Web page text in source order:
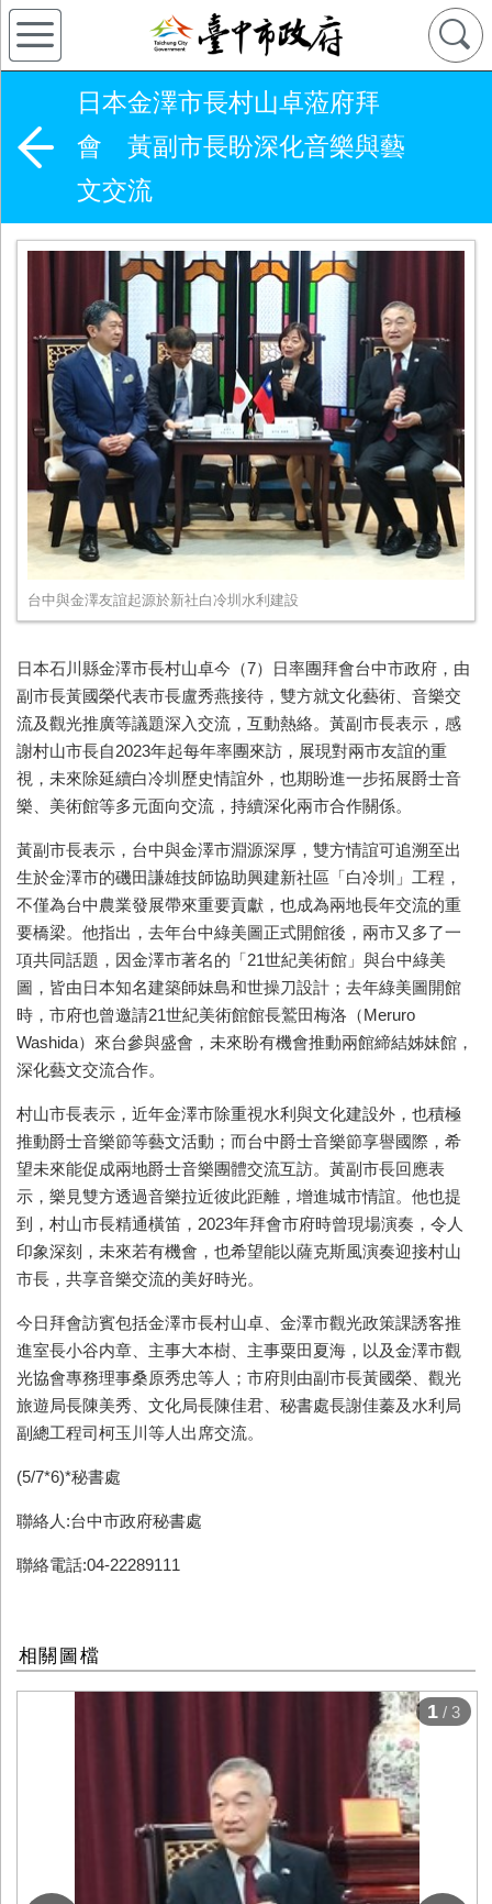
日本金澤市長村山卓蒞府拜
會 黃副市長盼深化音樂與藝
文交流
台中與金澤友誼起源於新社白冷圳水利建設
日本石川縣金澤市長村山卓今（7）日率團拜會台中市政府，由
副市長黃國榮代表市長盧秀燕接待，雙方就文化藝術、音樂交
流及觀光推廣等議題深入交流，互動熱絡。黃副市長表示，感
謝村山市長自2023年起每年率團來訪，展現對兩市友誼的重
視，未來除延續白冷圳歷史情誼外，也期盼進一步拓展爵士音
樂、美術館等多元面向交流，持續深化兩市合作關係。
黃副市長表示，台中與金澤市淵源深厚，雙方情誼可追溯至出
生於金澤市的磯田謙雄技師協助興建新社區「白冷圳」工程，
不僅為台中農業發展帶來重要貢獻，也成為兩地長年交流的重
要橋梁。他指出，去年台中綠美圖正式開館後，兩市又多了一
項共同話題，因金澤市著名的「21世紀美術館」與台中綠美
圖，皆由日本知名建築師妹島和世操刀設計；去年綠美圖開館
時，市府也曾邀請21世紀美術館館長鷲田梅洛（Meruro
Washida）來台參與盛會，未來盼有機會推動兩館締結姊妹館，
深化藝文交流合作。
村山市長表示，近年金澤市除重視水利與文化建設外，也積極
推動爵士音樂節等藝文活動；而台中爵士音樂節享譽國際，希
望未來能促成兩地爵士音樂團體交流互訪。黃副市長回應表
示，樂見雙方透過音樂拉近彼此距離，增進城市情誼。他也提
到，村山市長精通橫笛，2023年拜會市府時曾現場演奏，令人
印象深刻，未來若有機會，也希望能以薩克斯風演奏迎接村山
市長，共享音樂交流的美好時光。
今日拜會訪賓包括金澤市長村山卓、金澤市觀光政策課誘客推
進室長小谷内章、主事大本樹、主事粟田夏海，以及金澤市觀
光協會專務理事桑原秀忠等人；市府則由副市長黃國榮、觀光
旅遊局長陳美秀、文化局長陳佳君、秘書處長謝佳蓁及水利局
副總工程司柯玉川等人出席交流。
(5/7*6)*秘書處
聯絡人:台中市政府秘書處
聯絡電話:04-22289111
相關圖檔
1 / 3